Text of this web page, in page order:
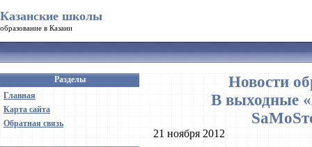
Казанские школы
образование в Казани
Разделы
Главная
Карта сайта
Обратная связь
Новости
В выходные
21 ноября 2012